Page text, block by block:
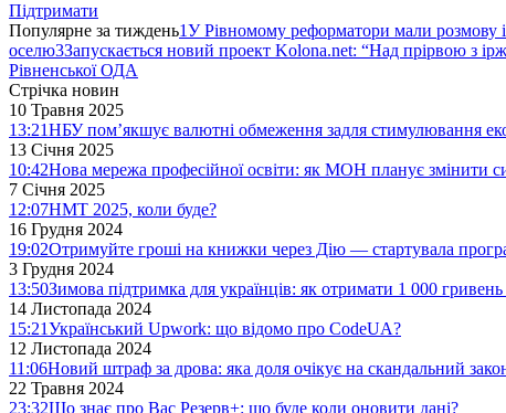
Підтримати
Популярне за тиждень1У Рівномому реформатори мали
оселю3Запускається новий проект Kolona.net: “Над прірвою з
Рівненської ОДА
Стрічка новин
10 Травня 2025
13:21НБУ пом’якшує валютні обмеження задля стимулювання
13 Січня 2025
10:42Нова мережа професійної освіти: як МОН планує змінити
7 Січня 2025
12:07НМТ 2025, коли буде?
16 Грудня 2024
19:02Отримуйте гроші на книжки через Дію — стартувала
3 Грудня 2024
13:50Зимова підтримка для українців: як отримати 1 000
14 Листопада 2024
15:21Український Upwork: що відомо про CodeUA?
12 Листопада 2024
11:06Новий штраф за дрова: яка доля очікує на скандальний
22 Травня 2024
23:32Що знає про Вас Резерв+: що буде коли оновити дані?